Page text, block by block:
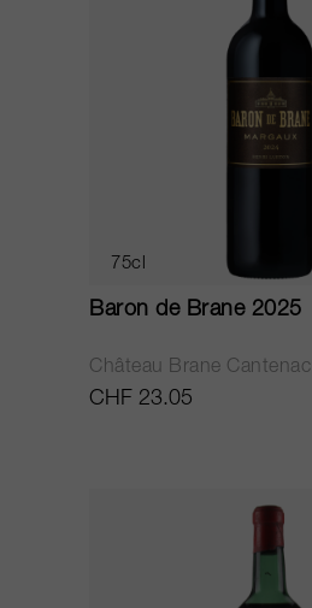
75cl
Baron de Brane 2025
Château Brane Cantenac
CHF 23.05